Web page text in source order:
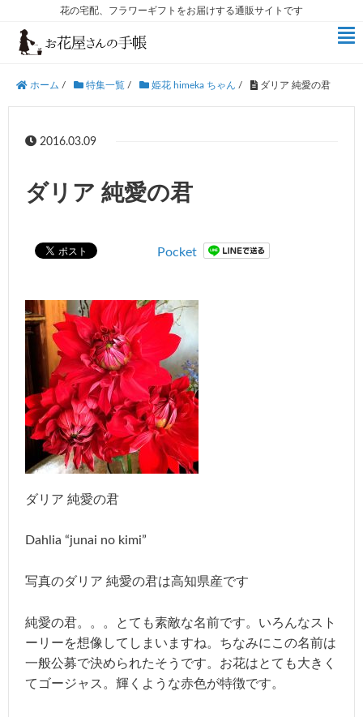
花の宅配、フラワーギフトをお届けする通販サイトです
ホーム / 特集一覧 / 姫花 himeka ちゃん / ダリア 純愛の君
2016.03.09
ダリア 純愛の君
Pocket
ダリア 純愛の君
Dahlia “junai no kimi”
写真のダリア 純愛の君は高知県産です
純愛の君。。。とても素敵な名前です。いろんなスト
ーリーを想像してしまいますね。ちなみにこの名前は
一般公募で決められたそうです。お花はとても大きく
てゴージャス。輝くような赤色が特徴です。